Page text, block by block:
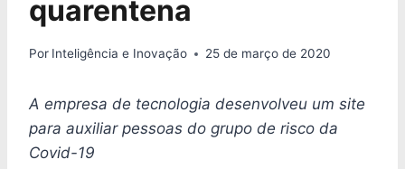
quarentena
Por Inteligência e Inovação 25 de março de 2020
A empresa de tecnologia desenvolveu um site
para auxiliar pessoas do grupo de risco da
Covid-19